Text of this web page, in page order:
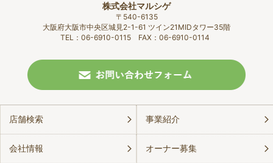
株式会社マルシゲ
〒540-6135
大阪府大阪市中央区城見2-1-61 ツイン21MIDタワー35階
TEL：06-6910-0115 FAX：06-6910-0114
店舗検索
会社情報
事業紹介
オーナー募集